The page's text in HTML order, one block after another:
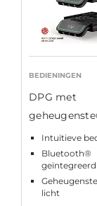
BEDIENINGEN
DPG met
Intuïtieve
Bluetooth®
geïntegreerd
licht